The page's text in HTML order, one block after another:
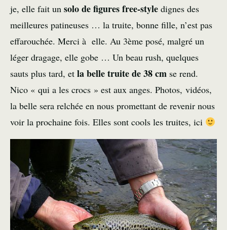
je, elle fait un solo de figures free-style dignes des
meilleures patineuses … la truite, bonne fille, n’est pas
effarouchée. Merci à elle. Au 3ème posé, malgré un
léger dragage, elle gobe … Un beau rush, quelques
sauts plus tard, et la belle truite de 38 cm se rend.
Nico « qui a les crocs » est aux anges. Photos, vidéos,
la belle sera relchée en nous promettant de revenir nous
voir la prochaine fois. Elles sont cools les truites, ici